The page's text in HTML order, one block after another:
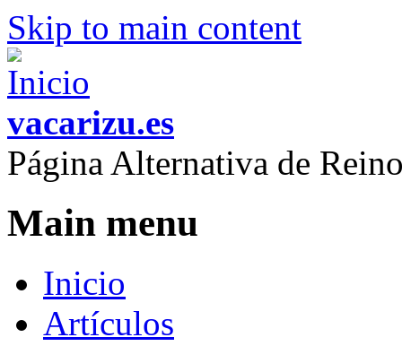
Skip to main content
vacarizu.es
Página Alternativa de
Main menu
Inicio
Artículos